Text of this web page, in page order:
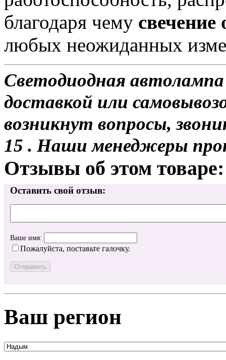
благодаря чему свечение
любых неожиданных
Светодиодная
доставкой или
возникнут вопросы,
15 . Наши менеджеры
Отзывы об этом товаре:
Оставить свой отзыв:
Ваше имя:
Пожалуйста, поставьте галочку.
Ваш регион